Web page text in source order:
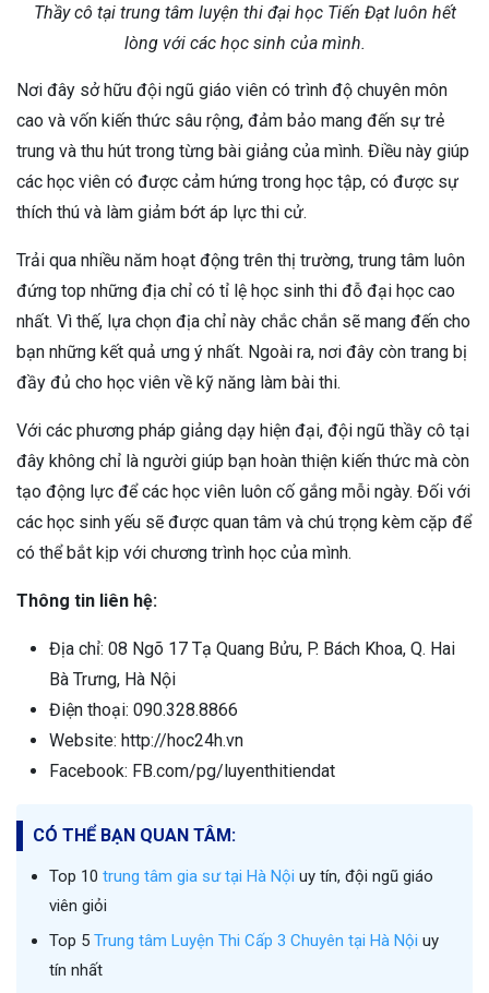
Thầy cô tại trung tâm luyện thi đại học Tiến Đạt luôn hết
lòng với các học sinh của mình.
Nơi đây sở hữu đội ngũ giáo viên có trình độ chuyên môn
cao và vốn kiến thức sâu rộng, đảm bảo mang đến sự trẻ
trung và thu hút trong từng bài giảng của mình. Điều này giúp
các học viên có được cảm hứng trong học tập, có được sự
thích thú và làm giảm bớt áp lực thi cử.
Trải qua nhiều năm hoạt động trên thị trường, trung tâm luôn
đứng top những địa chỉ có tỉ lệ học sinh thi đỗ đại học cao
nhất. Vì thế, lựa chọn địa chỉ này chắc chắn sẽ mang đến cho
bạn những kết quả ưng ý nhất. Ngoài ra, nơi đây còn trang bị
đầy đủ cho học viên về kỹ năng làm bài thi.
Với các phương pháp giảng dạy hiện đại, đội ngũ thầy cô tại
đây không chỉ là người giúp bạn hoàn thiện kiến thức mà còn
tạo động lực để các học viên luôn cố gắng mỗi ngày. Đối với
các học sinh yếu sẽ được quan tâm và chú trọng kèm cặp để
có thể bắt kịp với chương trình học của mình.
Thông tin liên hệ:
Địa chỉ: 08 Ngõ 17 Tạ Quang Bửu, P. Bách Khoa, Q. Hai
Bà Trưng, Hà Nội
Điện thoại: 090.328.8866
Website: http://hoc24h.vn
Facebook: FB.com/pg/luyenthitiendat
CÓ THỂ BẠN QUAN TÂM:
Top 10 trung tâm gia sư tại Hà Nội uy tín, đội ngũ giáo
viên giỏi
Top 5 Trung tâm Luyện Thi Cấp 3 Chuyên tại Hà Nội uy
tín nhất